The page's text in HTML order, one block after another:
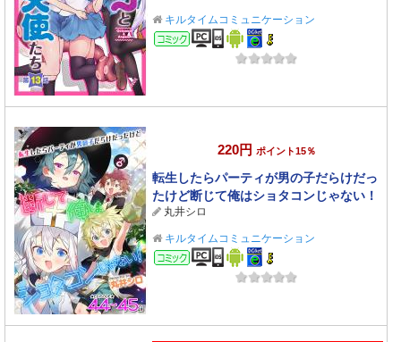
キルタイムコミュニケーション
コミック
220円 ポイント15％
転生したらパーティが男の子だらけだっ
たけど断じて俺はショタコンじゃない！
第44話～第45話【単話】
丸井シロ
キルタイムコミュニケーション
コミック